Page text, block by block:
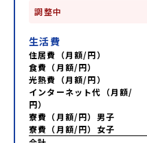
調整中
生活費
住居費（月額/円）
食費（月額/円）
光熱費（月額/円）
インターネット代（月額/
円）
寮費（月額/円）男子
寮費（月額/円）女子